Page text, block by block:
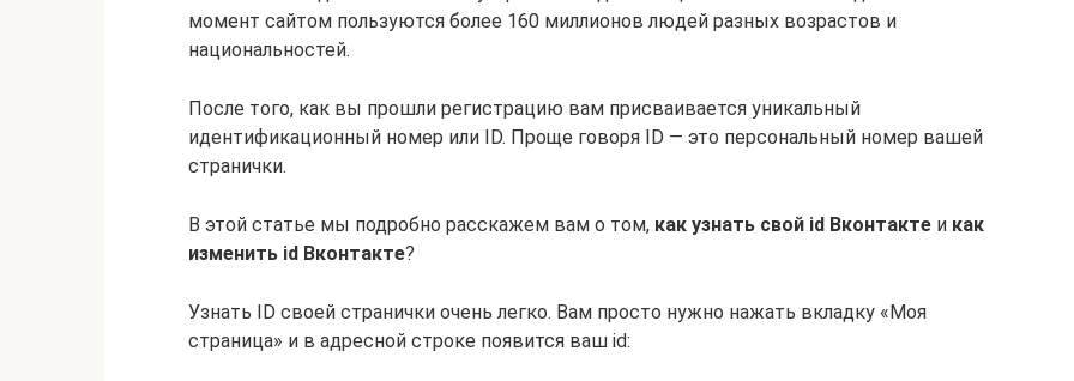
момент сайтом пользуются более 160 миллионов людей разных возрастов и
национальностей.
После того, как вы прошли регистрацию вам присваивается уникальный
идентификационный номер или ID. Проще говоря ID — это персональный номер вашей
странички.
В этой статье мы подробно расскажем вам о том, как узнать свой id Вконтакте и как
изменить id Вконтакте?
Узнать ID своей странички очень легко. Вам просто нужно нажать вкладку «Моя
страница» и в адресной строке появится ваш id: